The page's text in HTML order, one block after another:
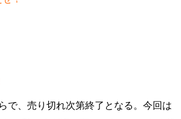
で、売り切れ次第終了となる。今回は